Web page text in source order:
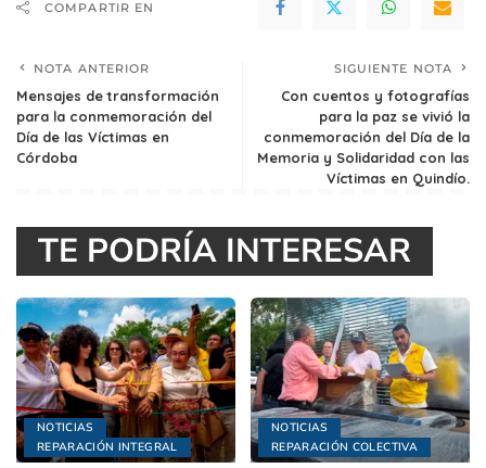
COMPARTIR EN
NOTA ANTERIOR
Mensajes de transformación
para la conmemoración del
Día de las Víctimas en
Córdoba
SIGUIENTE NOTA
Con cuentos y fotografías
para la paz se vivió la
conmemoración del Día de la
Memoria y Solidaridad con las
Víctimas en Quindío.
TE PODRÍA INTERESAR
NOTICIAS
REPARACIÓN INTEGRAL
NOTICIAS
REPARACIÓN COLECTIVA